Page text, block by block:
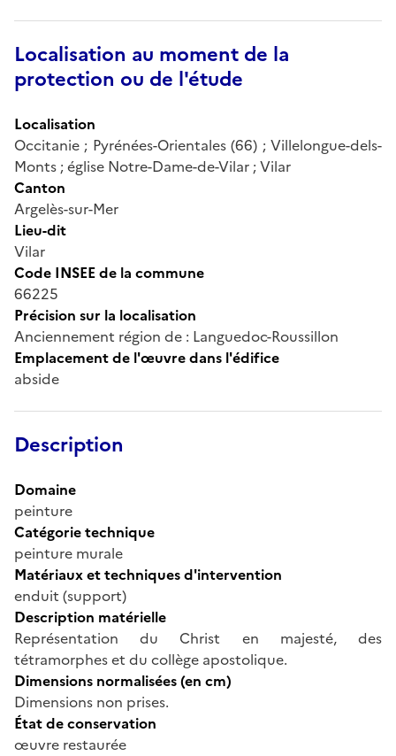
Localisation au moment de la
protection ou de l'étude
Localisation
Occitanie ; Pyrénées-Orientales (66) ; Villelongue-dels-
Monts ; église Notre-Dame-de-Vilar ; Vilar
Canton
Argelès-sur-Mer
Lieu-dit
Vilar
Code INSEE de la commune
66225
Précision sur la localisation
Anciennement région de : Languedoc-Roussillon
Emplacement de l'œuvre dans l'édifice
abside
Description
Domaine
peinture
Catégorie technique
peinture murale
Matériaux et techniques d'intervention
enduit (support)
Description matérielle
Représentation du Christ en majesté, des
tétramorphes et du collège apostolique.
Dimensions normalisées (en cm)
Dimensions non prises.
État de conservation
œuvre restaurée